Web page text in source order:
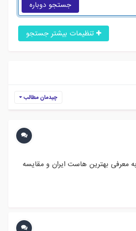
جستجو دوباره
تنظیمات بیشتر جستجو
چیدمان مطالب
معرفی بهترین هاست ایران و مقایسه